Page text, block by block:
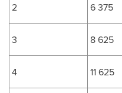
2 6 375
3 8 625
4 11 625